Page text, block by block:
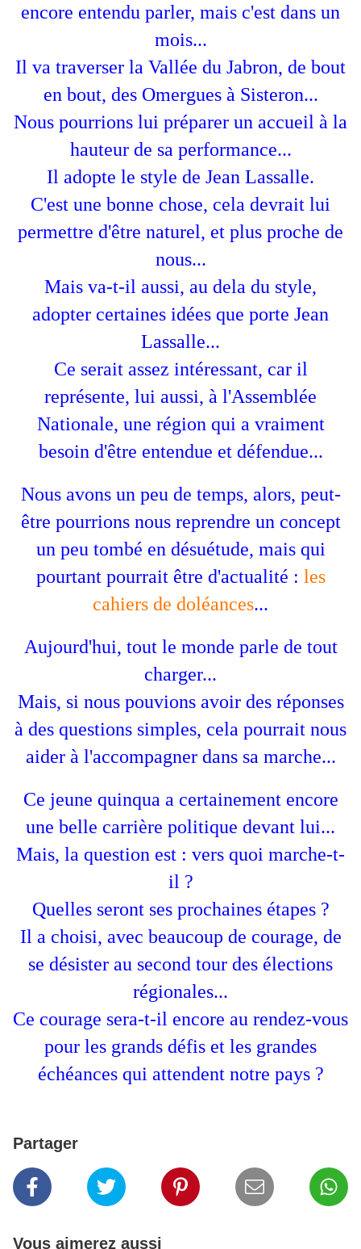
encore entendu parler, mais c'est dans un
mois...
Il va traverser la Vallée du Jabron, de bout
en bout, des Omergues à Sisteron...
Nous pourrions lui préparer un accueil à la
hauteur de sa performance...
Il adopte le style de Jean Lassalle.
C'est une bonne chose, cela devrait lui
permettre d'être naturel, et plus proche de
nous...
Mais va-t-il aussi, au dela du style,
adopter certaines idées que porte Jean
Lassalle...
Ce serait assez intéressant, car il
représente, lui aussi, à l'Assemblée
Nationale, une région qui a vraiment
besoin d'être entendue et défendue...
Nous avons un peu de temps, alors, peut-
être pourrions nous reprendre un concept
un peu tombé en désuétude, mais qui
pourtant pourrait être d'actualité : les
cahiers de doléances...
Aujourd'hui, tout le monde parle de tout
charger...
Mais, si nous pouvions avoir des réponses
à des questions simples, cela pourrait nous
aider à l'accompagner dans sa marche...
Ce jeune quinqua a certainement encore
une belle carrière politique devant lui...
Mais, la question est : vers quoi marche-t-
il ?
Quelles seront ses prochaines étapes ?
Il a choisi, avec beaucoup de courage, de
se désister au second tour des élections
régionales...
Ce courage sera-t-il encore au rendez-vous
pour les grands défis et les grandes
échéances qui attendent notre pays ?
Partager
Vous aimerez aussi